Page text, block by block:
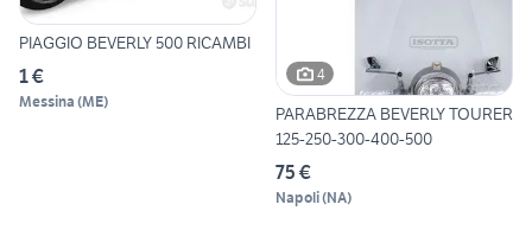
PIAGGIO BEVERLY 500 RICAMBI
1 €
Messina (ME)
4
PARABREZZA BEVERLY TOURER
125-250-300-400-500
75 €
Napoli(NA)